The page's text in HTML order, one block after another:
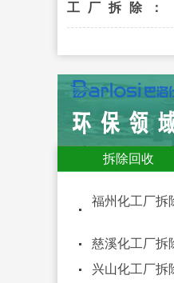
工厂拆除：
拆除回收
福州化工厂拆
慈溪化工厂拆
兴山化工厂拆